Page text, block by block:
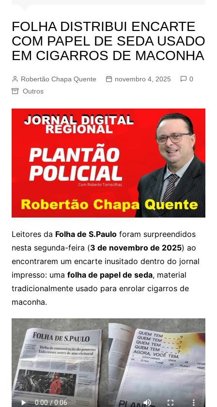
FOLHA DISTRIBUI ENCARTE
COM PAPEL DE SEDA USADO
EM CIGARROS DE MACONHA
Robertão Chapa Quente novembro 4, 2025
0
Outros
Leitores da Folha de S.Pauloforam surpreendidos
nesta segunda-feira (3 de novembro de 2025) ao
encontrarem um encarte inusitado dentro do jornal
impresso: uma folha de papel de seda, material
tradicionalmente usado para enrolar cigarros de
maconha.